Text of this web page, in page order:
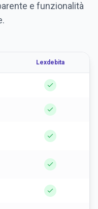
e funzionalità
Lexdebita